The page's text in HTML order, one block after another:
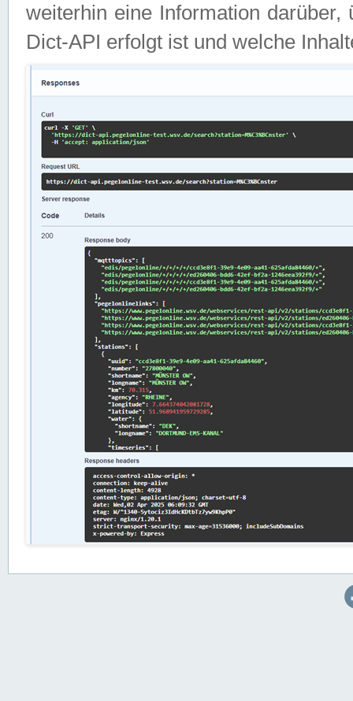
weiterhin eine Information
Dict-API erfolgt ist und welche